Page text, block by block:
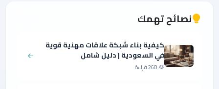
نصائح تهمك
كيفية بناء شبكة علاقات مهنية قوية
في السعودية | دليل شامل
268 قراءة